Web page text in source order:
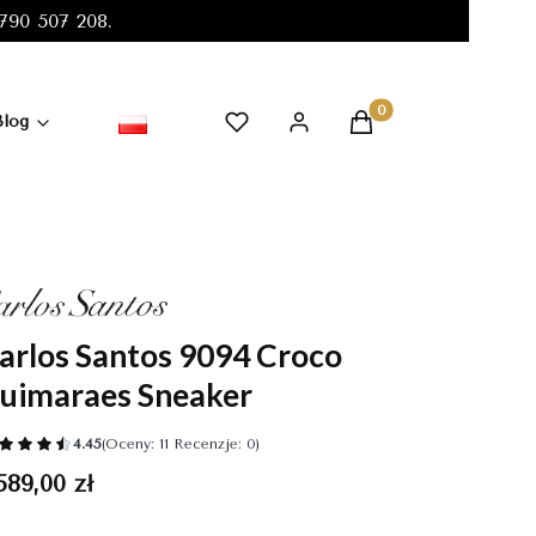
507 208.
Produkty w
Santos 9094 Croco
Sneaker
4.45(Oceny: 11 Recenzje: 0)
zł